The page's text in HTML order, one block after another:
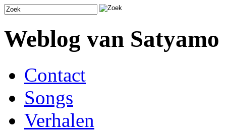
Weblog van Satyamo
Contact
Songs
Verhalen